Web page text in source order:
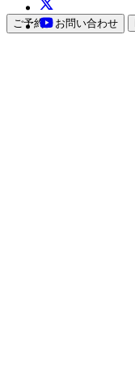
ご予約・お問い合わせ